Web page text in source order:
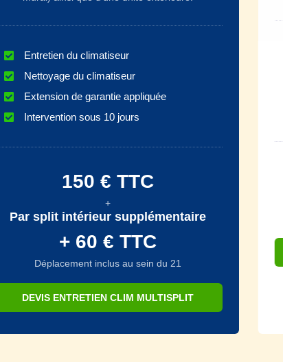
Entretien du climatiseur
Nettoyage du climatiseur
Extension de garantie appliquée
Intervention sous 10 jours
150 € TTC
+
Par split intérieur supplémentaire
+ 60 € TTC
Déplacement inclus au sein du 21
DEVIS ENTRETIEN CLIM MULTISPLIT